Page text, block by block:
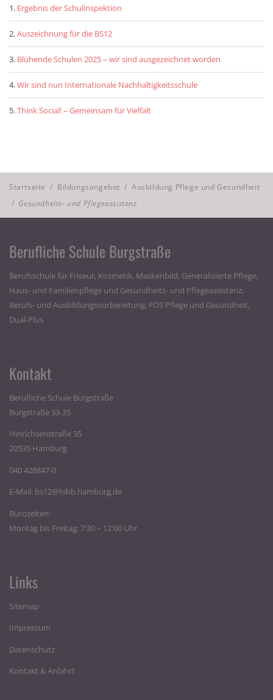
Ergebnis der Schulinspektion
Auszeichnung für die BS12
Blühende Schulen 2025 – wir sind ausgezeichnet worden
Wir sind nun Internationale Nachhaltigkeitsschule
Think Social! – Gemeinsam für Vielfalt
Startseite / Bildungsangebot / Ausbildung Pflege und Gesundheit
/ Gesundheits- und Pflegeassistenz
Berufliche Schule Burgstraße
Berufsschule für Friseur, Kosmetik, Maskenbild, Generalisierte Pflege,
Haus- und Familienpflege und Gesundheits- und Pflegeassistenz,
Berufs- und Ausbildungsvorbereitung, FOS Pflege und Gesundheit,
Dual-Plus
Kontakt
Berufliche Schule Burgstraße
Burgstraße 33-35
Hinrichsenstraße 35
20535 Hamburg
040 428847-0
E-Mail: bs12@hibb.hamburg.de
Bürozeiten:
Montag bis Freitag: 7:30 – 12:00 Uhr
Links
Sitemap
Impressum
Datenschutz
Kontakt & Anfahrt